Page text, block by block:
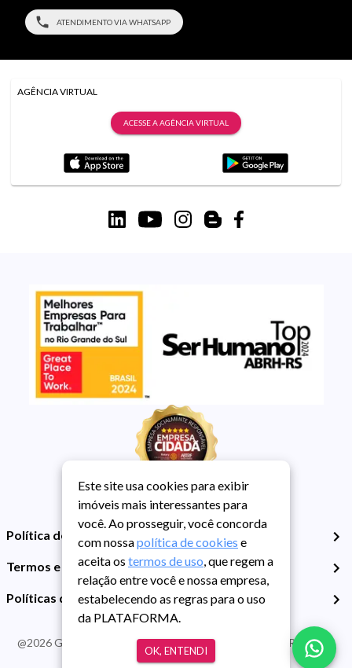
ATENDIMENTO VIA WHATSAPP
AGÊNCIA VIRTUAL
ACESSE A AGÊNCIA VIRTUAL
Política de Privacidade
Termos e Condições de Uso
Políticas de Cookies
@2026Guarida Imóvel. Todos os direitos reservados. CRECI RS -
413J | CNPJ Guarida: 89.398.606/0001-30
Este site usa cookies para exibir
imóveis mais interessantes para
você. Ao prosseguir, você concorda
com nossapolítica de cookies e
aceita os termos de uso, que regem a
relação entre você e nossa empresa,
estabelecendo as regras para o uso
da PLATAFORMA.
OK, ENTENDI